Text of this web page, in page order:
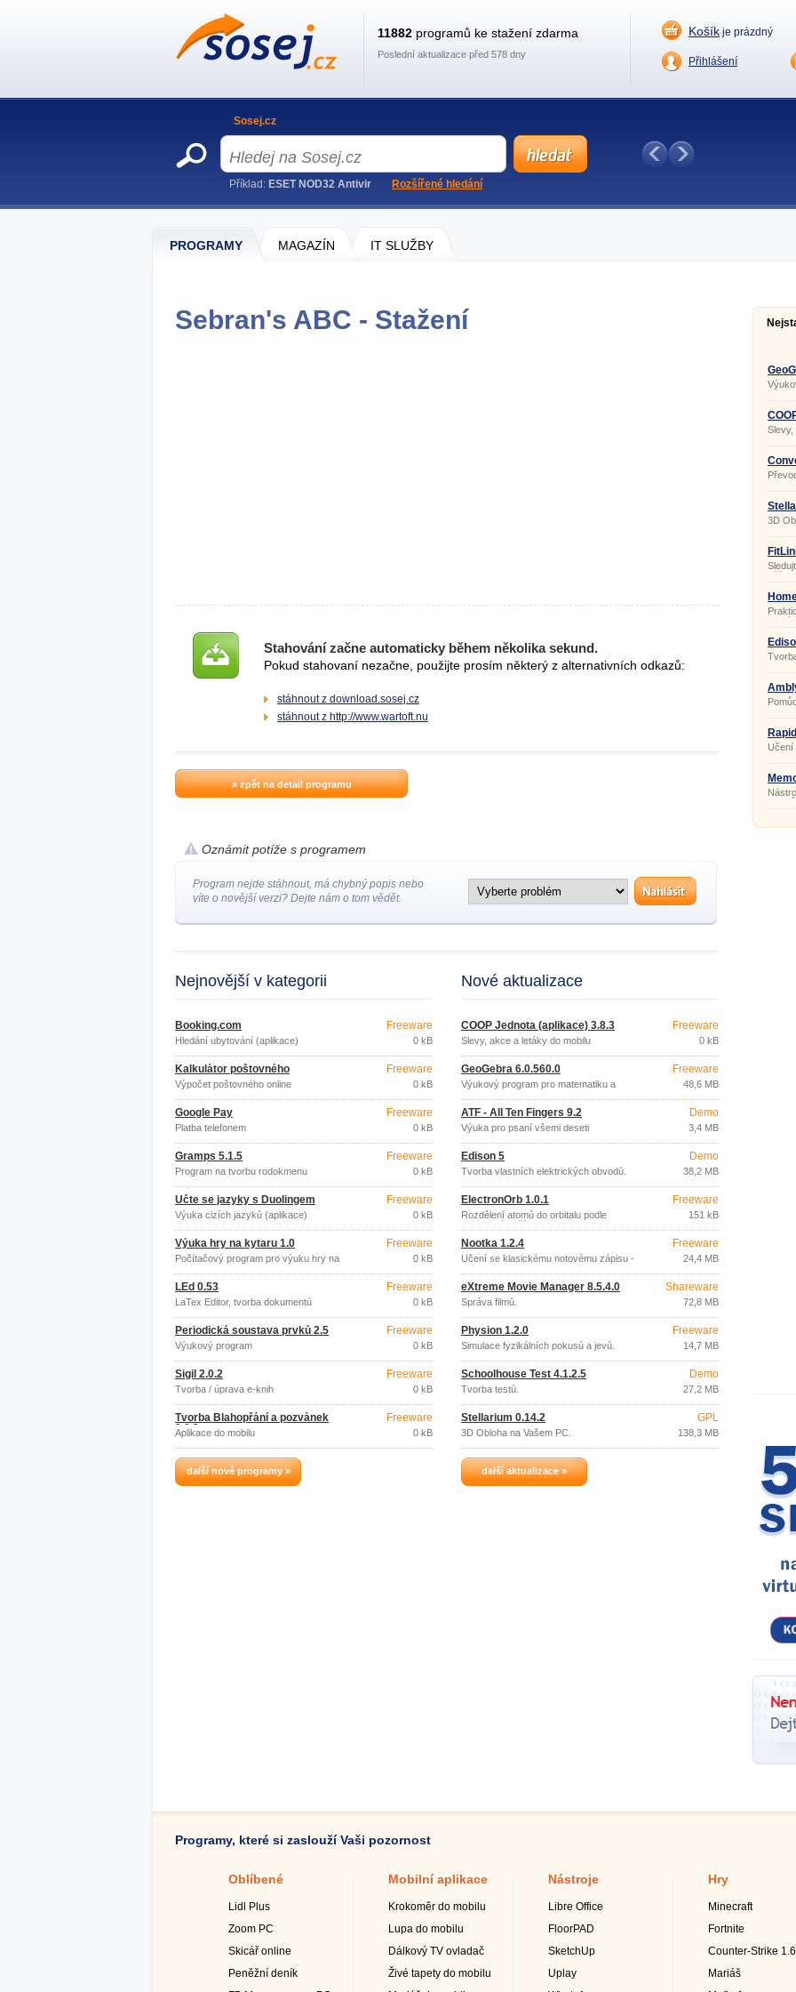
PROGRAMY MAGAZÍN IT SLUŽBY
Sebran's ABC - Stažení
Stahování začne automaticky během několika sekund.
Pokud stahovaní nezačne, použijte prosím některý z alternativních odkazů:
stáhnout z download.sosej.cz
stáhnout z http://www.wartoft.nu
» zpět na detail programu
Oznámit potíže s programem
Program nejde stáhnout, má chybný popis nebo
víte o novější verzi? Dejte nám o tom vědět.
Nejnovější v kategorii
Booking.com
Hledání ubytování (aplikace)
Freeware
0 kB
Kalkulátor poštovného
Výpočet poštovného online
Freeware
0 kB
Google Pay
Platba telefonem
Freeware
0 kB
Gramps 5.1.5
Program na tvorbu rodokmenu
Freeware
0 kB
Učte se jazyky s Duolingem
Výuka cizích jazyků (aplikace)
Freeware
0 kB
Výuka hry na kytaru 1.0
Počítačový program pro výuku hry na
Freeware
0 kB
LEd 0.53
LaTex Editor, tvorba dokumentů
Freeware
0 kB
Periodická soustava prvků 2.5
Výukový program
Freeware
0 kB
Sigil 2.0.2
Tvorba / úprava e-knih
Freeware
0 kB
Tvorba Blahopřání a pozvánek
2.0.2
Aplikace do mobilu
Freeware
0 kB
další nové programy »
Nové aktualizace
COOP Jednota (aplikace) 3.8.3
Slevy, akce a letáky do mobilu
Freeware
0 kB
GeoGebra 6.0.560.0
Výukový program pro matematiku a
Freeware
48,6 MB
ATF - All Ten Fingers 9.2
Výuka pro psaní všemi deseti
Demo
3,4 MB
Edison 5
Tvorba vlastních elektrických obvodů.
Demo
38,2 MB
ElectronOrb 1.0.1
Rozdělení atomů do orbitalu podle
protonového čísla.
Freeware
151 kB
Nootka 1.2.4
Učení se klasickému notovému zápisu -
Freeware
24,4 MB
eXtreme Movie Manager 8.5.4.0
Správa filmů.
Shareware
72,8 MB
Physion 1.2.0
Simulace fyzikálních pokusů a jevů.
Freeware
14,7 MB
Schoolhouse Test 4.1.2.5
Tvorba testů.
Demo
27,2 MB
Stellarium 0.14.2
3D Obloha na Vašem PC.
GPL
138,3 MB
další aktualizace »
Slevy,
3D
Učení
Programy, které si zaslouží Vaši pozornost
Oblíbené
Lidl Plus
Zoom PC
Skicář online
Peněžní deník
Mobilní aplikace
Krokoměr do mobilu
Lupa do mobilu
Dálkový TV ovladač
Živé tapety do mobilu
Nástroje
Libre Office
FloorPAD
SketchUp
Uplay
Hry
Minecraft
Fortnite
Counter-Strike 1.6
Mariáš
11882 programů ke stažení zdarma
Poslední aktualizace před 578 dny
Košík je prázdný
Přihlášení
Sosej.cz
Příklad: ESET NOD32 Antivir Rozšířené hledání